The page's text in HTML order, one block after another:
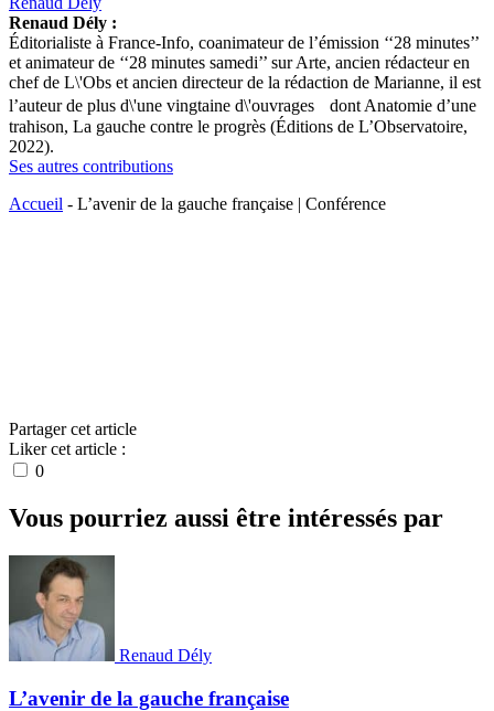
Renaud Dély :
Éditorialiste à France-Info, coanimateur de l’émission ‘‘28 minutes’’
et animateur de ‘‘28 minutes samedi’’ sur Arte, ancien rédacteur en
chef de L\'Obs et ancien directeur de la rédaction de Marianne, il est
l’auteur de plus d\'une vingtaine d\'ouvrages dont Anatomie d’une
trahison, La gauche contre le progrès (Éditions de L’Observatoire,
2022).
Ses autres contributions
Accueil - L’avenir de la gauche française | Conférence
Partager cet article
Liker cet article :
0
Vous pourriez aussi être intéressés par
Renaud Dély
L’avenir de la gauche française